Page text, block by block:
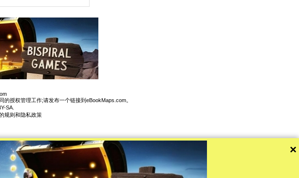
授权管理工作;请发布一个链接到eBookMaps.com。
SA.
规则和隐私政策
×